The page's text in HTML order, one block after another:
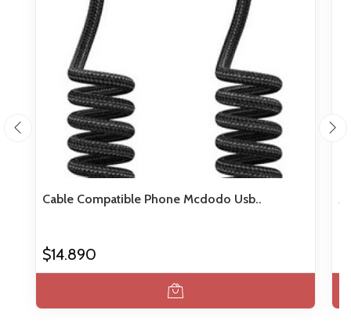
Cable Compatible Phone Mcdodo Usb..
$14.890